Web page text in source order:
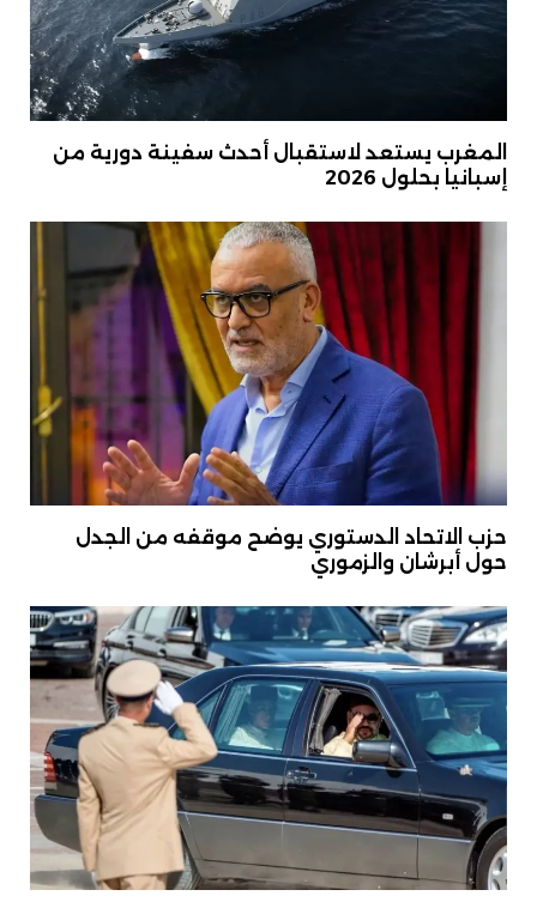
المغرب يستعد لاستقبال أحدث سفينة دورية من
إسبانيا بحلول 2026
حزب الاتحاد الدستوري يوضح موقفه من الجدل
حول أبرشان والزموري